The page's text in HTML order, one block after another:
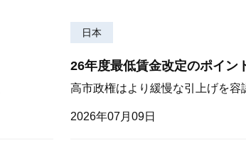
日本
26年度最低賃金改定のポイン
高市政権はより緩慢な引上げを
2026年07月09日